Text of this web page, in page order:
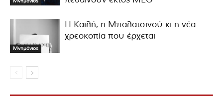
Μνημόνιος
Μνημόνιος
Η Καϊλή, η Μπαλατσινού κι η νέα
χρεοκοπία που έρχεται